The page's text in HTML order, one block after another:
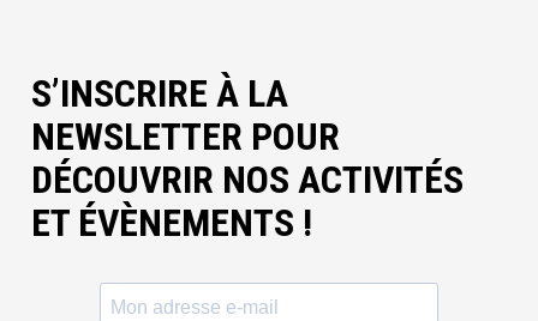
S’INSCRIRE À LA
NEWSLETTER POUR
DÉCOUVRIR NOS ACTIVITÉS
ET ÉVÈNEMENTS !